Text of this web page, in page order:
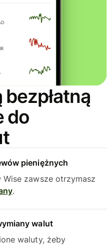
do
pieniężnych
Wise zawsze otrzymasz
.
walut
waluty, żeby